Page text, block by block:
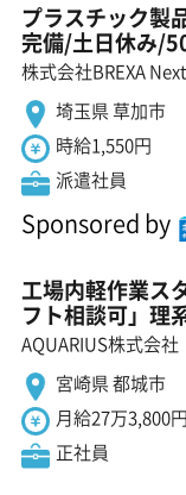
プラスチック製
完備/土日休み/
株式会社BREXA Next
埼玉県 草加市
時給1,550円
派遣社員
Sponsored by
工場内軽作業ス
フト相談可」理
AQUARIUS株式会社
宮崎県 都城市
月給27万3,800
正社員